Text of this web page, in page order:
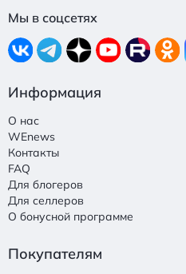
Мы в соцсетях
Информация
О нас
WEnews
Контакты
FAQ
Для блогеров
Для селлеров
О бонусной программе
Покупателям